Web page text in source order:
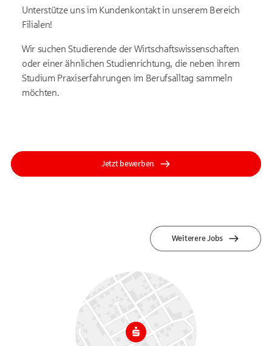
Unterstütze uns im Kundenkontakt in unserem Bereich
Filialen!
Wir suchen Studierende der Wirtschaftswissenschaften
oder einer ähnlichen Studienrichtung, die neben ihrem
Studium Praxiserfahrungen im Berufsalltag sammeln
möchten.
Jetzt bewerben
Weiterere Jobs